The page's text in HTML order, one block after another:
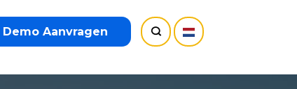
Demo Aanvragen